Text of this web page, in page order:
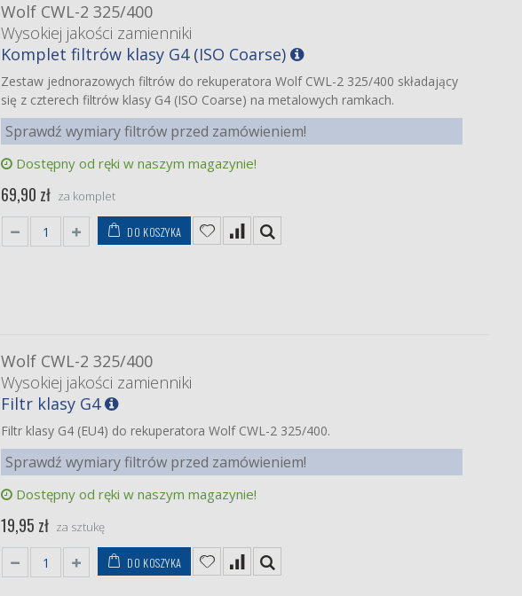
Wolf CWL-2 325/400
Wysokiej jakości zamienniki
Komplet filtrów klasy G4 (ISO Coarse)
Zestaw jednorazowych filtrów do rekuperatora Wolf CWL-2 325/400 składający
się z czterech filtrów klasy G4 (ISO Coarse) na metalowych ramkach.
Sprawdź wymiary filtrów przed zamówieniem!
Dostępny od ręki w naszym magazynie!
69,90 zł za komplet
DO KOSZYKA
Wolf CWL-2 325/400
Wysokiej jakości zamienniki
Filtr klasy G4
Filtr klasy G4 (EU4) do rekuperatora Wolf CWL-2 325/400.
Sprawdź wymiary filtrów przed zamówieniem!
Dostępny od ręki w naszym magazynie!
19,95 zł za sztukę
DO KOSZYKA